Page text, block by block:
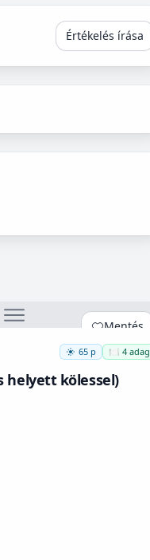
Értékelés írása
Mentés
65 p 🍽️ 4 adag
helyett kölessel)